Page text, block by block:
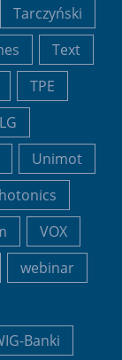
Tarczyński
Text
TPE
Unimot
VOX
webinar
Banki